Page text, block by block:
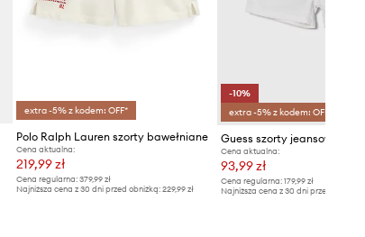
extra -5% z kodem: OFF*
Polo Ralph Lauren szorty bawełniane
Cena aktualna:
219,99 zł
Cena regularna:379,99 zł
Najniższa cena z 30 dni przed obniżką:229,99 zł
-10%
extra -5% z kodem: OFF*
Guess szorty jeansowe
Cena aktualna:
93,99 zł
Cena regularna: 179,99 zł
Najniższa cena z 30 dni przed obniżką: